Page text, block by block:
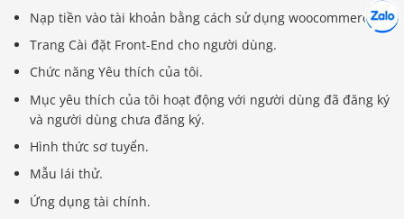
Nạp tiền vào tài khoản bằng cách sử dụng woocommerce.
Trang Cài đặt Front-End cho người dùng.
Chức năng Yêu thích của tôi.
Mục yêu thích của tôi hoạt động với người dùng đã đăng ký
và người dùng chưa đăng ký.
Hình thức sơ tuyển.
Mẫu lái thử.
Ứng dụng tài chính.
Chát